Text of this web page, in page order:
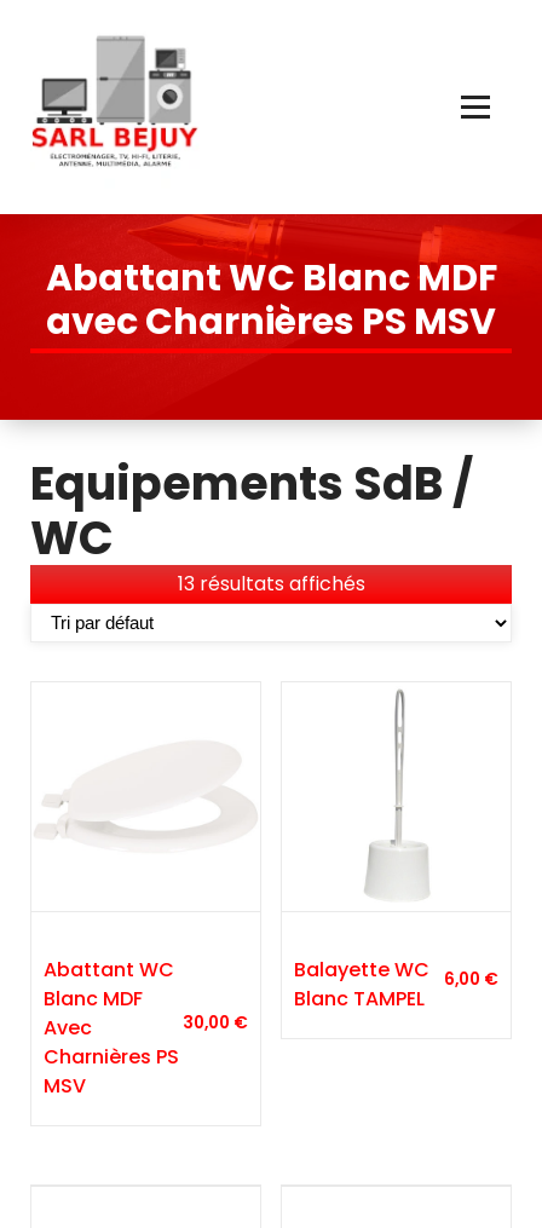
Content
Abattant WC Blanc MDF
avec Charnières PS MSV
Equipements SdB /
WC
13 résultats affichés
Abattant WC
Blanc MDF
Avec
Charnières PS
MSV
30,00 €
Balayette WC
Blanc TAMPEL
6,00 €